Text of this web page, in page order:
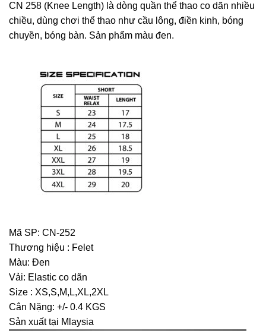
CN 258 (Knee Length) là dòng quần thể thao co dãn nhiều
chiều, dùng chơi thể thao như cầu lông, điền kinh, bóng
chuyền, bóng bàn. Sản phẩm màu đen.
Mã SP: CN-252
Thương hiệu : Felet
Màu: Đen
Vải: Elastic co dãn
Size : XS,S,M,L,XL,2XL
Cân Nặng: +/- 0.4 KGS
Sản xuất tại Mlaysia